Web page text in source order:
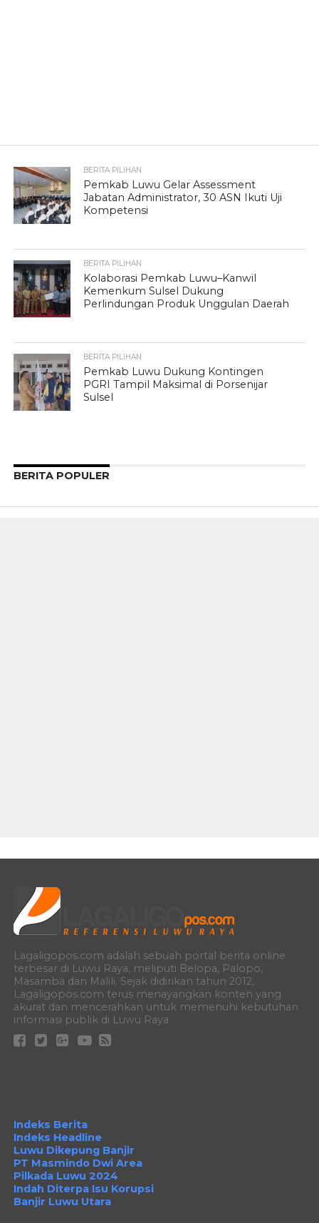
BERITA PILIHAN
Pemkab Luwu Gelar Assessment
Jabatan Administrator, 30 ASN Ikuti Uji
Kompetensi
BERITA PILIHAN
Kolaborasi Pemkab Luwu–Kanwil
Kemenkum Sulsel Dukung
Perlindungan Produk Unggulan Daerah
BERITA PILIHAN
Pemkab Luwu Dukung Kontingen
PGRI Tampil Maksimal di Porsenijar
Sulsel
BERITA POPULER
Lagaligopos.com adalah sebuah portal berita online
terbesar di Luwu Raya, meliputi Belopa, Palopo,
Masamba dan Malili. Sejak didirikan tahun 2012,
Lagaligopos.com terus menayangkan konten yang
akurat dan mencerahkan untuk memenuhi kebutuhan
informasi publik di Luwu Raya
Indeks Berita
Indeks Headline
Luwu Dikepung Banjir
PT Masmindo Dwi Area
Pilkada Luwu 2024
Indah Diterpa Isu Korupsi
Banjir Luwu Utara